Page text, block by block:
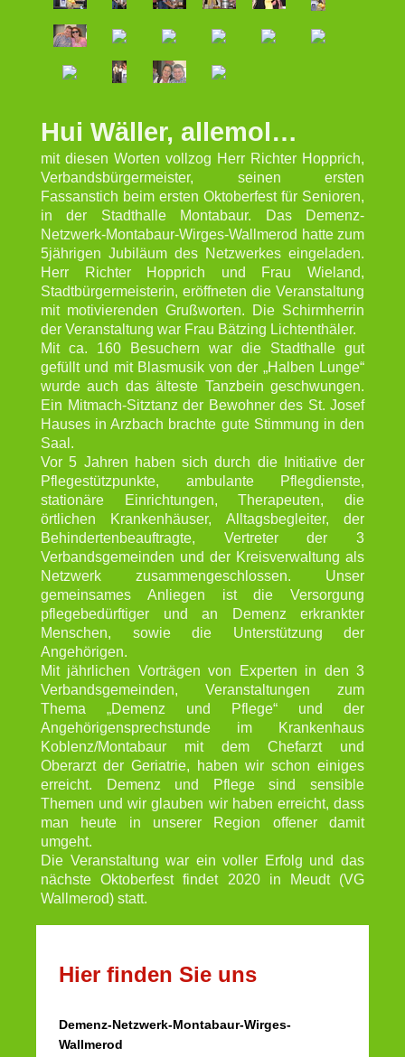
Hui Wäller, allemol…
mit diesen Worten vollzog Herr Richter Hopprich,
Verbandsbürgermeister, seinen ersten
Fassanstich beim ersten Oktoberfest für Senioren,
in der Stadthalle Montabaur. Das Demenz-
Netzwerk-Montabaur-Wirges-Wallmerod hatte zum
5jährigen Jubiläum des Netzwerkes eingeladen.
Herr Richter Hopprich und Frau Wieland,
Stadtbürgermeisterin, eröffneten die Veranstaltung
mit motivierenden Grußworten. Die Schirmherrin
der Veranstaltung war Frau Bätzing Lichtenthäler.
Mit ca. 160 Besuchern war die Stadthalle gut
gefüllt und mit Blasmusik von der „Halben Lunge“
wurde auch das älteste Tanzbein geschwungen.
Ein Mitmach-Sitztanz der Bewohner des St. Josef
Hauses in Arzbach brachte gute Stimmung in den
Saal.
Vor 5 Jahren haben sich durch die Initiative der
Pflegestützpunkte, ambulante Pflegdienste,
stationäre Einrichtungen, Therapeuten, die
örtlichen Krankenhäuser, Alltagsbegleiter, der
Behindertenbeauftragte, Vertreter der 3
Verbandsgemeinden und der Kreisverwaltung als
Netzwerk zusammengeschlossen. Unser
gemeinsames Anliegen ist die Versorgung
pflegebedürftiger und an Demenz erkrankter
Menschen, sowie die Unterstützung der
Angehörigen.
Mit jährlichen Vorträgen von Experten in den 3
Verbandsgemeinden, Veranstaltungen zum
Thema „Demenz und Pflege“ und der
Angehörigensprechstunde im Krankenhaus
Koblenz/Montabaur mit dem Chefarzt und
Oberarzt der Geriatrie, haben wir schon einiges
erreicht. Demenz und Pflege sind sensible
Themen und wir glauben wir haben erreicht, dass
man heute in unserer Region offener damit
umgeht.
Die Veranstaltung war ein voller Erfolg und das
nächste Oktoberfest findet 2020 in Meudt (VG
Wallmerod) statt.
Hier finden Sie uns
Demenz-Netzwerk-Montabaur-Wirges-
Wallmerod